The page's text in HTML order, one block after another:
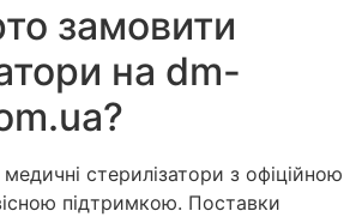
замовити
на dm-
стерилізатори з офіційною
підтримкою. Поставки